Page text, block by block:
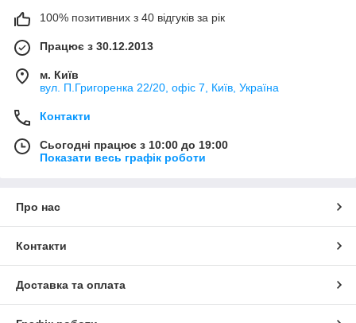
100% позитивних з 40 відгуків за рік
Працює з 30.12.2013
м. Київ
вул. П.Григоренка 22/20, офіс 7, Київ, Україна
Контакти
Сьогодні працює з 10:00 до 19:00
Показати весь графік роботи
Про нас
Контакти
Доставка та оплата